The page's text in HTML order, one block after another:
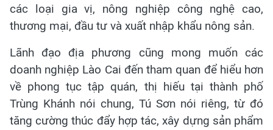
các loại gia vị, nông nghiệp công nghệ cao,
thương mại, đầu tư và xuất nhập khẩu nông sản.
Lãnh đạo địa phương cũng mong muốn các
doanh nghiệp Lào Cai đến tham quan để hiểu hơn
về phong tục tập quán, thị hiếu tại thành phố
Trùng Khánh nói chung, Tú Sơn nói riêng, từ đó
tăng cường thúc đẩy hợp tác, xây dựng sản phẩm